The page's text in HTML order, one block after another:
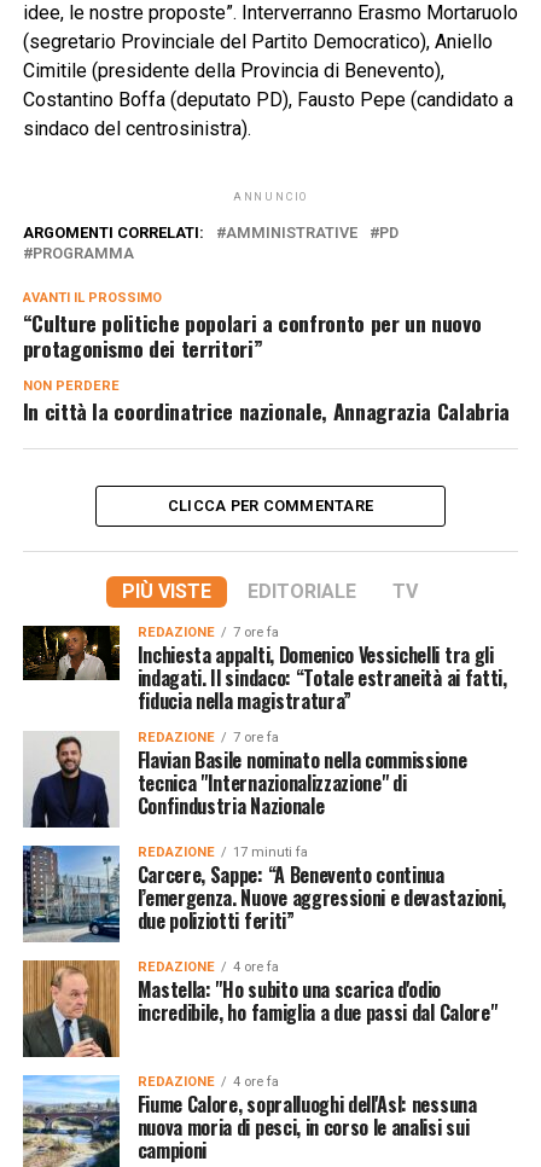
idee, le nostre proposte”. Interverranno Erasmo Mortaruolo
(segretario Provinciale del Partito Democratico), Aniello
Cimitile (presidente della Provincia di Benevento),
Costantino Boffa (deputato PD), Fausto Pepe (candidato a
sindaco del centrosinistra).
ANNUNCIO
ARGOMENTI CORRELATI: AMMINISTRATIVE
PD
PROGRAMMA
AVANTI IL ​​PROSSIMO
“Culture politiche popolari a confronto per un nuovo
protagonismo dei territori”
NON PERDERE
In città la coordinatrice nazionale, Annagrazia Calabria
CLICCA PER COMMENTARE
PIÙ VISTE EDITORIALE TV
REDAZIONE 7 ore fa
Inchiesta appalti, Domenico Vessichelli tra gli
indagati. Il sindaco: “Totale estraneità ai fatti,
fiducia nella magistratura”
REDAZIONE 7 ore fa
Flavian Basile nominato nella commissione
tecnica "Internazionalizzazione" di
Confindustria Nazionale
REDAZIONE 17 minuti fa
Carcere, Sappe: “A Benevento continua
l’emergenza. Nuove aggressioni e devastazioni,
due poliziotti feriti”
REDAZIONE 4 ore fa
Mastella: "Ho subito una scarica d'odio
incredibile, ho famiglia a due passi dal Calore"
REDAZIONE 4 ore fa
Fiume Calore, sopralluoghi dell'Asl: nessuna
nuova moria di pesci, in corso le analisi sui
campioni